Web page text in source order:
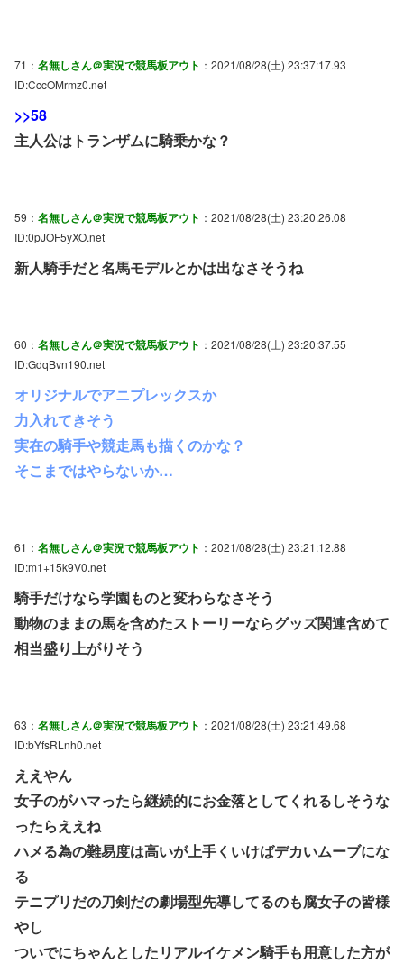
71： 名無しさん＠実況で競馬板アウト ：2021/08/28(土) 23:37:17.93
ID:CccOMrmz0.net
>>58
主人公はトランザムに騎乗かな？
59： 名無しさん＠実況で競馬板アウト ：2021/08/28(土) 23:20:26.08
ID:0pJOF5yXO.net
新人騎手だと名馬モデルとかは出なさそうね
60： 名無しさん＠実況で競馬板アウト ：2021/08/28(土) 23:20:37.55
ID:GdqBvn190.net
オリジナルでアニプレックスか
力入れてきそう
実在の騎手や競走馬も描くのかな？
そこまではやらないか…
61： 名無しさん＠実況で競馬板アウト ：2021/08/28(土) 23:21:12.88
ID:m1+15k9V0.net
騎手だけなら学園ものと変わらなさそう
動物のままの馬を含めたストーリーならグッズ関連含めて
相当盛り上がりそう
63： 名無しさん＠実況で競馬板アウト ：2021/08/28(土) 23:21:49.68
ID:bYfsRLnh0.net
ええやん
女子のがハマったら継続的にお金落としてくれるしそうな
ったらええね
ハメる為の難易度は高いが上手くいけばデカいムーブにな
る
テニプリだの刀剣だの劇場型先導してるのも腐女子の皆様
やし
ついでにちゃんとしたリアルイケメン騎手も用意した方が